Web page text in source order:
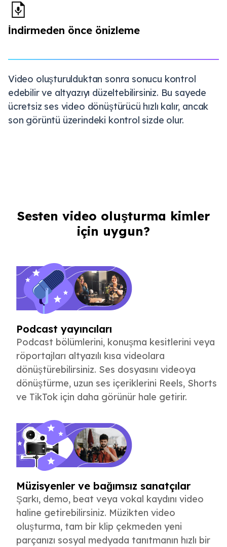
İndirmeden önce önizleme
Video oluşturulduktan sonra sonucu kontrol
edebilir ve altyazıyı düzeltebilirsiniz. Bu sayede
ücretsiz ses video dönüştürücü hızlı kalır, ancak
son görüntü üzerindeki kontrol sizde olur.
Sesten video oluşturma kimler
için uygun?
Podcast yayıncıları
Podcast bölümlerini, konuşma kesitlerini veya
röportajları altyazılı kısa videolara
dönüştürebilirsiniz. Ses dosyasını videoya
dönüştürme, uzun ses içeriklerini Reels, Shorts
ve TikTok için daha görünür hale getirir.
Müzisyenler ve bağımsız sanatçılar
Şarkı, demo, beat veya vokal kaydını video
haline getirebilirsiniz. Müzikten video
oluşturma, tam bir klip çekmeden yeni
parçanızı sosyal medyada tanıtmanın hızlı bir